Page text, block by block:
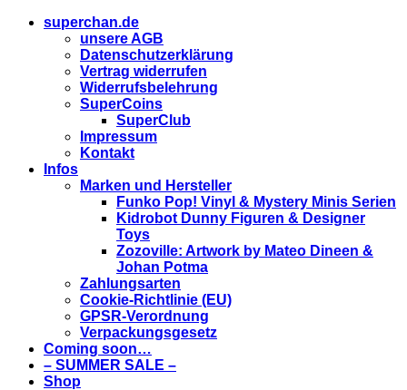
superchan.de
unsere AGB
Datenschutzerklärung
Vertrag widerrufen
Widerrufsbelehrung
SuperCoins
SuperClub
Impressum
Kontakt
Infos
Marken und Hersteller
Funko Pop! Vinyl & Mystery Minis Serien
Kidrobot Dunny Figuren & Designer
Toys
Zozoville: Artwork by Mateo Dineen &
Johan Potma
Zahlungsarten
Cookie-Richtlinie (EU)
GPSR-Verordnung
Verpackungsgesetz
Coming soon…
– SUMMER SALE –
Shop